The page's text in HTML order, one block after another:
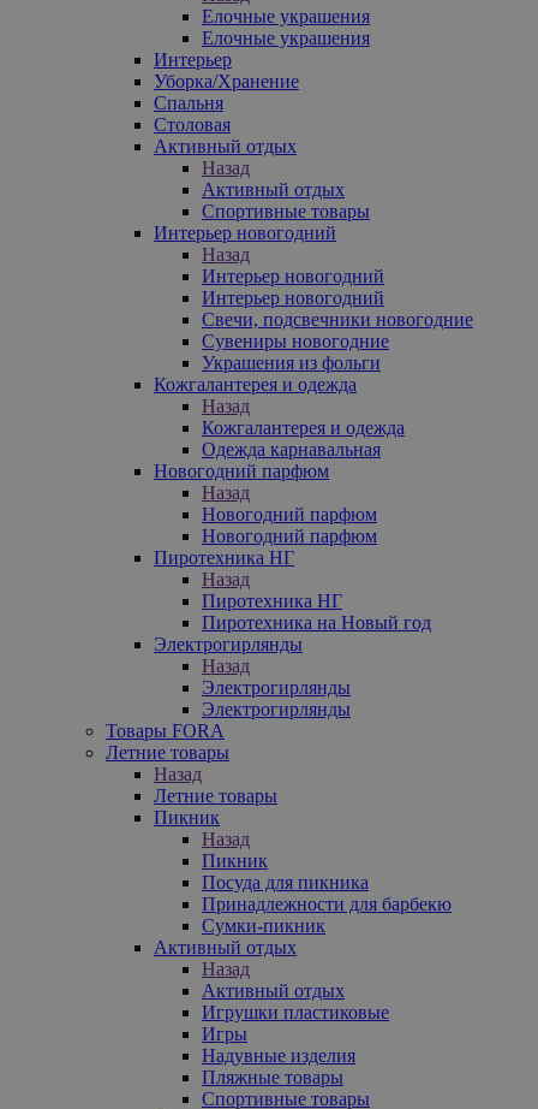
Елочные украшения
Елочные украшения
Интерьер
Уборка/Хранение
Спальня
Столовая
Активный отдых
Назад
Активный отдых
Спортивные товары
Интерьер новогодний
Назад
Интерьер новогодний
Интерьер новогодний
Свечи, подсвечники новогодние
Сувениры новогодние
Украшения из фольги
Кожгалантерея и одежда
Назад
Кожгалантерея и одежда
Одежда карнавальная
Новогодний парфюм
Назад
Новогодний парфюм
Новогодний парфюм
Пиротехника НГ
Назад
Пиротехника НГ
Пиротехника на Новый год
Электрогирлянды
Назад
Электрогирлянды
Электрогирлянды
Товары FORA
Летние товары
Назад
Летние товары
Пикник
Назад
Пикник
Посуда для пикника
Принадлежности для барбекю
Сумки-пикник
Активный отдых
Назад
Активный отдых
Игрушки пластиковые
Игры
Надувные изделия
Пляжные товары
Спортивные товары